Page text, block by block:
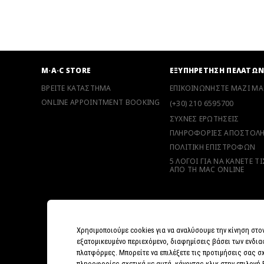
M·A·C STORE
ΒΡΕΙΤΕ ΚΑΤΑΣΤΗΜΑ
ONLINE APPOINTMENT BOOKING
ΕΞΥΠΗΡΕΤΗΣΗ ΠΕΛΑΤΩΝ
ΕΠΙΚΟΙΝΩΝΗΣΤΕ ΜΑΖΙ
(+30) 210 6595700
ΣΥΧΝΕΣ ΕΡΩΤΗΣΕΙΣ
ΠΛΗΡΟΦΟΡΙΕΣ
ΠΟΛΙΤΙΚΗ ΕΠΙΣΤΡΟΦΩΝ
5 ΛΟΓΟΙ ΓΙΑ ΝΑ ΚΑΝΕΤΕ
ΑΠΟ ΤΗ MAC ONLINE
Χρησιμοποιούμε cookies για να αναλύσουμε την κίνηση
εξατομικευμένο περιεχόμενο, διαφημίσεις βάσει των
πλατφόρμες. Μπορείτε να επιλέξετε τις προτιμήσεις σας